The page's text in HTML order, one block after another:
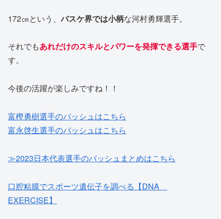
172㎝という、バスケ界では小柄な河村勇輝選手。
それでもあれだけのスキルとパワーを発揮できる選手で
す。
今後の活躍が楽しみですね！！
富樫勇樹選手のバッシュはこちら
富永啓生選手のバッシュはこちら
≫2023日本代表選手のバッシュまとめはこちら
口腔粘膜でスポーツ遺伝子を調べる【DNA
EXERCISE】